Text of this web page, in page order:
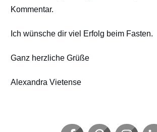
Kommentar.
Ich wünsche dir viel Erfolg beim Fasten.
Ganz herzliche Grüße
Alexandra Vietense